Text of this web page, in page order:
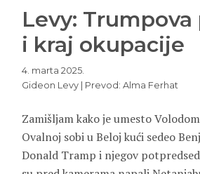
Levy:
i kraj okupacije
4. marta 2025.
Gideon Levy | Prevod: Alma Ferhat
Zamišljam kako je umesto
Ovalnoj sobi u Beloj kući sedeo
Donald Tramp i njegov